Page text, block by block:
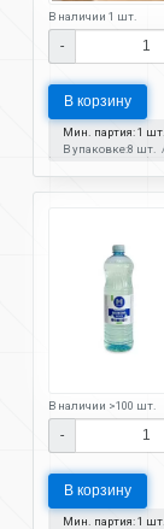
В наличии 1 шт.
-
В корзину
Мин. партия: 1 шт.
В упаковке:8 шт.
В наличии >100 шт.
-
В корзину
Мин. партия: 1 шт.